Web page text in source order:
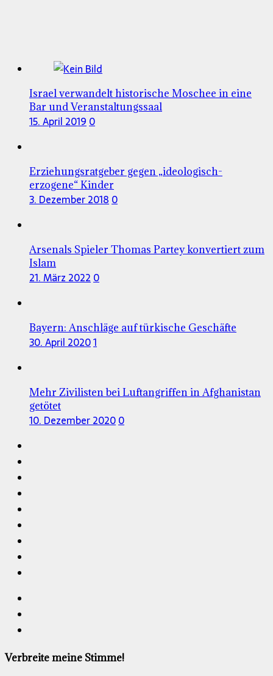
Israel verwandelt historische Moschee in eine
Bar und Veranstaltungssaal
15. April 2019 0
Erziehungsratgeber gegen „ideologisch-
erzogene“ Kinder
3. Dezember 2018 0
Arsenals Spieler Thomas Partey konvertiert zum
Islam
21. März 2022 0
Bayern: Anschläge auf türkische Geschäfte
30. April 20201
Mehr Zivilisten bei Luftangriffen in Afghanistan
getötet
10. Dezember 20200
Verbreite meine Stimme!